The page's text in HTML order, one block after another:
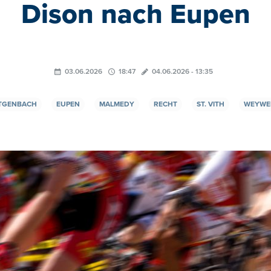
Dison nach Eupen
03.06.2026 18:47 04.06.2026 - 13:35
EUPEN MALMEDY RECHT ST. VITH